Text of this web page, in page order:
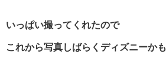
いっぱい撮ってくれたので
これから写真しばらくディズニーかも